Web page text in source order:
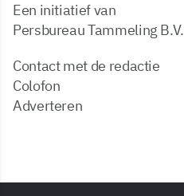
Een initiatief van
Persbureau Tammeling B.V.
Contact met de redactie
Colofon
Adverteren